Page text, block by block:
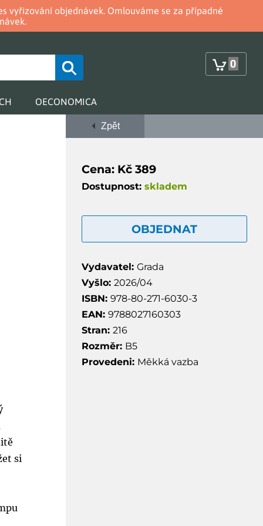
vyřizování objednávek. Omlouváme se za případné
0
OECONOMICA
Zpět
Cena: Kč 389
Dostupnost: skladem
OBJEDNAT
Vydavatel: Grada
Vyšlo: 2026/04
ISBN: 978-80-271-6030-3
EAN: 9788027160303
Stran: 216
Rozměr: B5
Provedeni: Měkká vazba
si